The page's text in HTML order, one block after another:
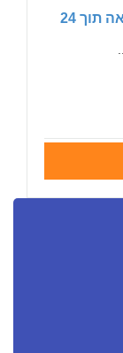
הלוואה באישור מיידי – קבלת הלוואה תוך 24